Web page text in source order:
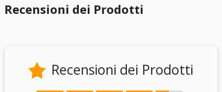
Recensioni dei Prodotti
 Recensioni dei Prodotti